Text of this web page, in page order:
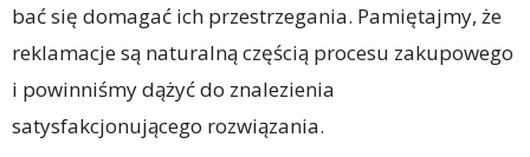
bać się domagać ich przestrzegania. Pamiętajmy, że
reklamacje są naturalną częścią procesu zakupowego
i powinniśmy dążyć do znalezienia
satysfakcjonującego rozwiązania.